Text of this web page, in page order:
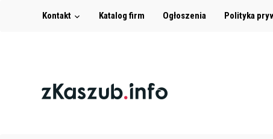
Kontakt Katalog firm Ogłoszenia Polityka